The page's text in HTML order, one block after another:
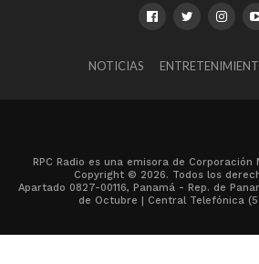
NOTICIAS
RPC Radio es una emisora de Corporación
Copyright © 2026. Todos los
Apartado 0827-00116, Panamá - Rep. de
de Octubre | Central Telefónica